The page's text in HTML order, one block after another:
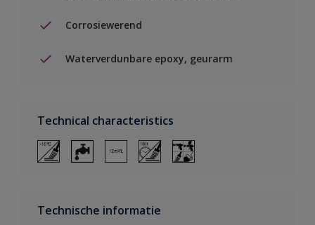
Corrosiewerend
Waterverdunbare epoxy, geurarm
Technical characteristics
Technische informatie